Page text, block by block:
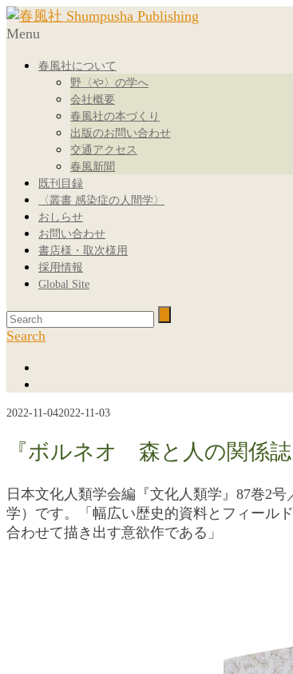
Menu
春風社について
野〈や〉の学へ
会社概要
春風社の本づくり
出版のお問い合わせ
交通アクセス
春風新聞
既刊目録
〈叢書 感染症の人間学〉
おしらせ
お問い合わせ
書店様・取次様用
採用情報
Global Site
Search
2022-11-042022-11-03
『ボルネオ 森と人の関係
日本文化人類学会編『文化人類学』87巻2号
学）です。「幅広い歴史的資料とフィール
合わせて描き出す意欲作である」